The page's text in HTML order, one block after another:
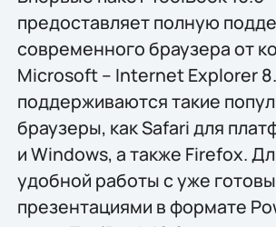
предоставляет полную
современного браузера от
Microsoft – Internet Explorer
поддерживаются такие
браузеры, как Safari для
и Windows, а также Firefox.
удобной работы с уже
презентациями в формате